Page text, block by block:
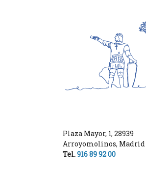
Plaza Mayor, 1, 28939
Arroyomolinos, Madrid
Tel.916 89 92 00